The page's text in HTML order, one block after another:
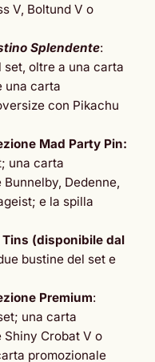
V, Boltund V o
Splendente:
oltre a una carta
una carta
con Pikachu
Mad Party Pin:
una carta
Dedenne,
e la spilla
Tins (disponibile dal
bustine del set e
Premium:
una carta
Crobat V o
promozionale